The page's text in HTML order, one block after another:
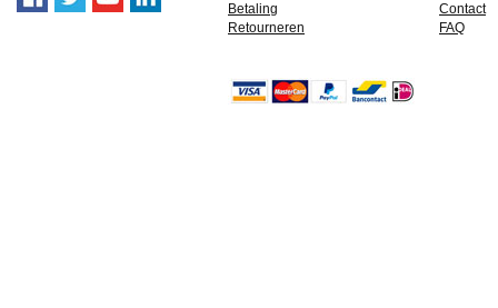
Betaling
Retourneren
Contact
FAQ